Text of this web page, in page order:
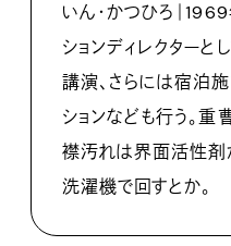
いん・かつひろ｜
ションディレクターと
講演、さらには宿泊
ションなども行う。重
襟汚れは界面活性剤
洗濯機で回すとか。